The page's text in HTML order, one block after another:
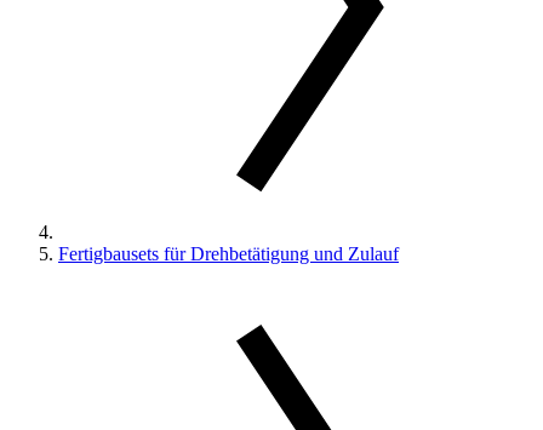
Fertigbausets für Drehbetätigung und Zulauf